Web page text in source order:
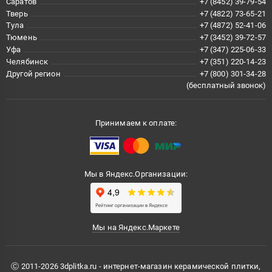
Тверь
+7 (4822) 73-65-21
Тула
+7 (4872) 52-41-06
Тюмень
+7 (3452) 39-72-57
Уфа
+7 (347) 225-06-33
Челябинск
+7 (351) 220-14-23
Другой регион
+7 (800) 301-34-28
(бесплатный звонок)
Принимаем к оплате:
Мы в Яндекс.Организации:
Мы на Яндекс.Маркете
Ⓒ 2011-2026 3dplitka.ru - интернет-магазин керамической плитки,